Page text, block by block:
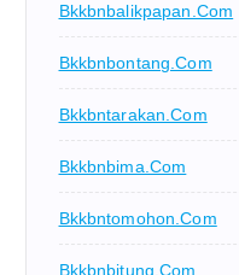
Bkkbnbalikpapan.com
Bkkbnbontang.com
Bkkbntarakan.com
Bkkbnbima.com
Bkkbntomohon.com
Bkkbnbitung.com